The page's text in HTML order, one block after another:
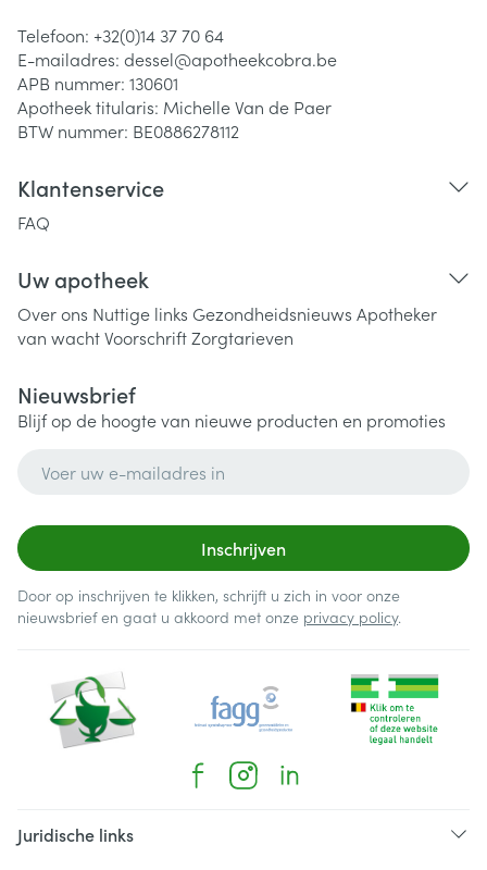
Telefoon: +32(0)14 37 70 64
E-mailadres: dessel@apotheekcobra.be
APB nummer: 130601
Apotheek titularis: Michelle Van de Paer
BTW nummer: BE0886278112
Klantenservice
FAQ
Uw apotheek
Over ons Nuttige links Gezondheidsnieuws Apotheker
van wachtVoorschriftZorgtarieven
Nieuwsbrief
Blijf op de hoogte van nieuwe producten en promoties
Inschrijven
Door op inschrijven te klikken, schrijft u zich in voor onze
nieuwsbrief en gaat u akkoord met onze privacy policy.
Juridische links